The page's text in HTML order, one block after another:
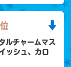
ルチャームマス
ッシュ、カロ